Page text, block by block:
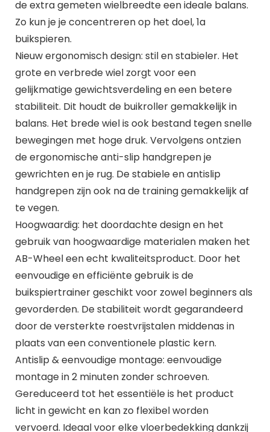
de extra gemeten wielbreedte een ideale balans.
Zo kun je je concentreren op het doel, 1a
buikspieren.
Nieuw ergonomisch design: stil en stabieler. Het
grote en verbrede wiel zorgt voor een
gelijkmatige gewichtsverdeling en een betere
stabiliteit. Dit houdt de buikroller gemakkelijk in
balans. Het brede wiel is ook bestand tegen snelle
bewegingen met hoge druk. Vervolgens ontzien
de ergonomische anti-slip handgrepen je
gewrichten en je rug. De stabiele en antislip
handgrepen zijn ook na de training gemakkelijk af
te vegen.
Hoogwaardig: het doordachte design en het
gebruik van hoogwaardige materialen maken het
AB-Wheel een echt kwaliteitsproduct. Door het
eenvoudige en efficiënte gebruik is de
buikspiertrainer geschikt voor zowel beginners als
gevorderden. De stabiliteit wordt gegarandeerd
door de versterkte roestvrijstalen middenas in
plaats van een conventionele plastic kern.
Antislip & eenvoudige montage: eenvoudige
montage in 2 minuten zonder schroeven.
Gereduceerd tot het essentiële is het product
licht in gewicht en kan zo flexibel worden
vervoerd. Ideaal voor elke vloerbedekking dankzij